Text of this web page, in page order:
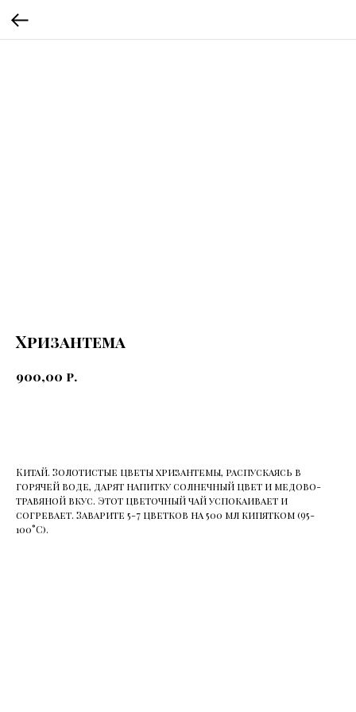
Хризантема
900,00 р.
Китай. Золотистые цветы хризантемы, распускаясь в
горячей воде, дарят напитку солнечный цвет и медово-
травяной вкус. Этот цветочный чай успокаивает и
согревает. Заварите 5-7 цветков на 500 мл кипятком (95-
100°C).